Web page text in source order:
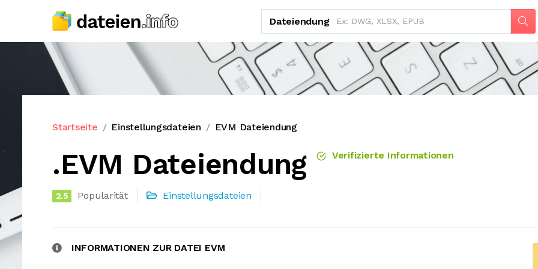
Dateiendung
Startseite Einstellungsdateien EVM Dateiendung
.EVM Dateiendung Verifizierte Informationen
2.5 Popularität Einstellungsdateien
INFORMATIONEN ZUR DATEI EVM